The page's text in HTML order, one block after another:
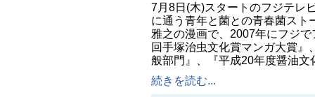
7月8日(木)スタートのフジテレ
に通う青年と菌との青春菌スト
雅之の漫画で、2007年にフジ
回手塚治虫文化賞マンガ大賞』
般部門』、『平成20年度醤油
続きを読む...